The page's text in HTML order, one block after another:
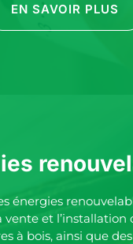
EN SAVOIR PLUS
énergies
vente et l’installation
à bois, ainsi que